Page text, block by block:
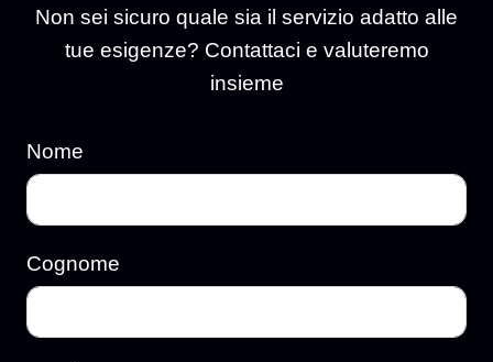
Non sei sicuro quale sia il servizio adatto alle
tue esigenze? Contattaci e valuteremo
insieme
Nome
Cognome